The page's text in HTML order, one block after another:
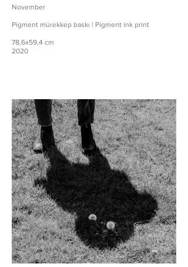
November
Pigment mürekkep baskı | Pigment ink print
78,6x59,4 cm
2020